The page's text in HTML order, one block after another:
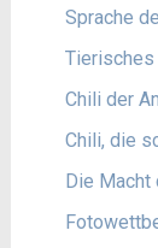
Sprache
Tierisches
Chili der
Chili, die
Die Macht